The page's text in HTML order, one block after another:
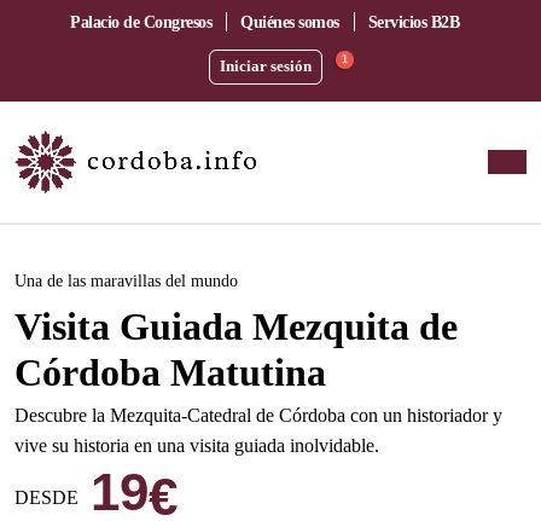
Palacio de Congresos Quiénes somos Servicios B2B
Iniciar sesión 1
Este evento ha pasado.
Una de las maravillas del mundo
Visita Guiada Mezquita de
Córdoba Matutina
Descubre la Mezquita-Catedral de Córdoba con un historiador y
vive su historia en una visita guiada inolvidable.
DESDE 19€